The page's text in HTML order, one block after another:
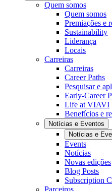
Quem somos
Quem somos
Premiações e
Sustainability
Liderança
Locais
Carreiras
Carreiras
Career Paths
Pesquisar e
Early-Career
Life at VIAVI
Benefícios e
Notícias e Eventos
Notícias e
Events
Notícias
Novas edições
Blog Posts
Subscription